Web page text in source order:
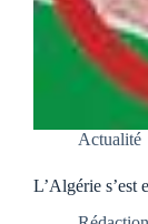
Actualité
L’Algérie s’est